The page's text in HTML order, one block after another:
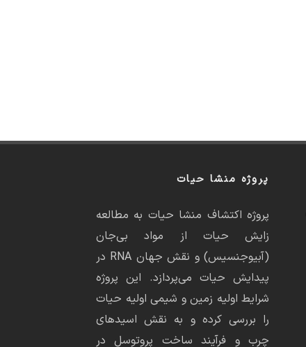
پروژه منشا حیات
پروژه اکتشاف منشا حیات به مطالعه
زایش حیات از مواد بی‌جان
(آبیوجنسیس) و نقش جهان RNA در
پیدایش حیات می‌پردازد. این پروژه
شرایط اولیه زمین و شیمی اولیه حیات
را بررسی کرده و به نقش اسیدهای
چرب و فرآیند ساخت پروتوسل در